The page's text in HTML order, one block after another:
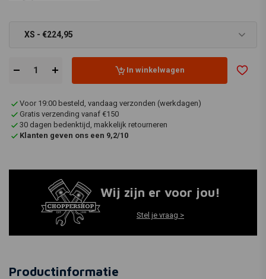
XS - €224,95
In winkelwagen
Voor 19:00 besteld, vandaag verzonden (werkdagen)
Gratis verzending vanaf €150
30 dagen bedenktijd, makkelijk retourneren
Klanten geven ons een 9,2/10
Wij zijn er voor jou!
Stel je vraag >
Productinformatie